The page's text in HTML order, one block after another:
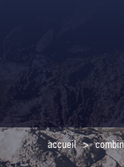
accueil >